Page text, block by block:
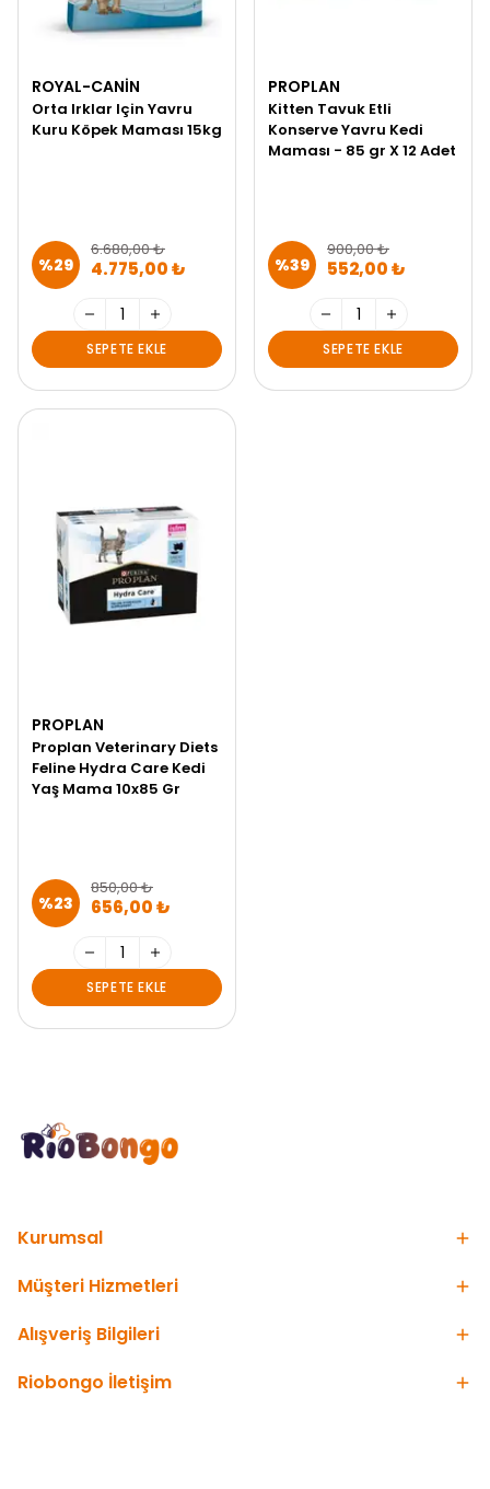
ROYAL-CANIN
Orta Irklar Için Yavru
Kuru Köpek Maması 15kg
%29
6.680,00 ₺
4.775,00 ₺
SEPETE EKLE
PROPLAN
Kitten Tavuk Etli
Konserve Yavru Kedi
Maması - 85 gr X 12 Adet
%39
900,00 ₺
552,00 ₺
SEPETE EKLE
PROPLAN
Proplan Veterinary Diets
Feline Hydra Care Kedi
Yaş Mama 10x85 Gr
%23
850,00 ₺
656,00 ₺
SEPETE EKLE
Kurumsal
Müşteri Hizmetleri
Alışveriş Bilgileri
Riobongo İletişim